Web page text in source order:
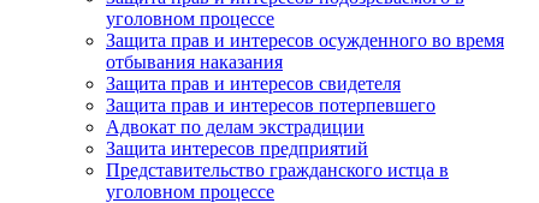
уголовном процессе
Защита прав и интересов осужденного во время
отбывания наказания
Защита прав и интересов свидетеля
Защита прав и интересов потерпевшего
Адвокат по делам экстрадиции
Защита интересов предприятий
Представительство гражданского истца в
уголовном процессе